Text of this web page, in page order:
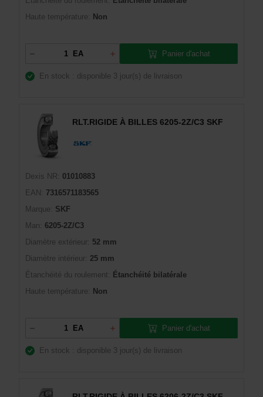
Haute température:
Non
EA Panier d'achat
En stock : disponible 3 jour(s) de livraison
RLT.RIGIDE À BILLES 6205-2Z/C3 SKF
Dexis NR:
01010883
EAN:
7316571183565
Marque:
SKF
Man:
6205-2Z/C3
Diamètre extérieur: 52 mm
Diamètre intérieur: 25 mm
Étanchéité du roulement:
Étanchéité bilatérale
Haute température:
Non
EA Panier d'achat
En stock : disponible 3 jour(s) de livraison